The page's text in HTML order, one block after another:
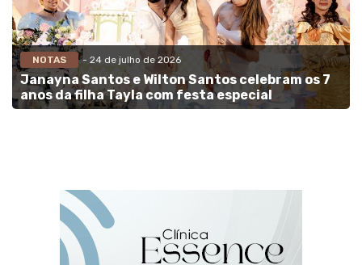
NOTAS - 24 de julho de 2026
Janayna Santos e Wilton Santos celebram os 7
anos da filha Tayla com festa especial